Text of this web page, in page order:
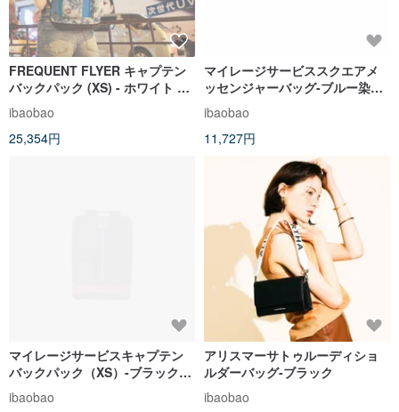
FREQUENT FLYER キャプテン
バックパック (XS) - ホワイト ヒ
ョン染料 (本体 大型数量限定 宅
配)
ibaobao
25,354円
マイレージサービススクエアメ
ッセンジャーバッグ-ブルー染め
パターン
ibaobao
11,727円
マイレージサービスキャプテン
バックパック（XS）-ブラックレ
ッド基板（ラップ納期）
ibaobao
アリスマーサトゥルーディショ
ルダーバッグ-ブラック
ibaobao